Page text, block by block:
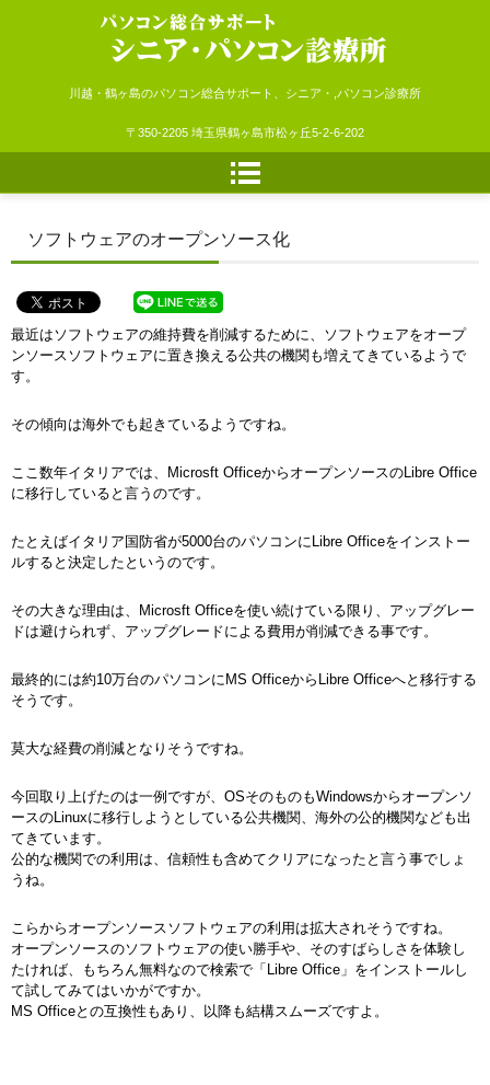
シニア・パソコン診療所
川越・鶴ヶ島のパソコン総合サポート、シニア・,パソコン診療所
〒350-2205 埼玉県鶴ヶ島市松ヶ丘5-2-6-202
ソフトウェアのオープンソース化
最近はソフトウェアの維持費を削減するために、ソフトウェアをオープ
ンソースソフトウェアに置き換える公共の機関も増えてきているようで
す。
その傾向は海外でも起きているようですね。
ここ数年イタリアでは、Microsft OfficeからオープンソースのLibre Office
に移行していると言うのです。
たとえばイタリア国防省が5000台のパソコンにLibre Officeをインストー
ルすると決定したというのです。
その大きな理由は、Microsft Officeを使い続けている限り、アップグレー
ドは避けられず、アップグレードによる費用が削減できる事です。
最終的には約10万台のパソコンにMS OfficeからLibre Officeへと移行する
そうです。
莫大な経費の削減となりそうですね。
今回取り上げたのは一例ですが、OSそのものもWindowsからオープンソ
ースのLinuxに移行しようとしている公共機関、海外の公的機関なども出
てきています。
公的な機関での利用は、信頼性も含めてクリアになったと言う事でしょ
うね。
こらからオープンソースソフトウェアの利用は拡大されそうですね。
オープンソースのソフトウェアの使い勝手や、そのすばらしさを体験し
たければ、もちろん無料なので検索で「Libre Office」をインストールし
て試してみてはいかがですか。
MS Officeとの互換性もあり、以降も結構スムーズですよ。